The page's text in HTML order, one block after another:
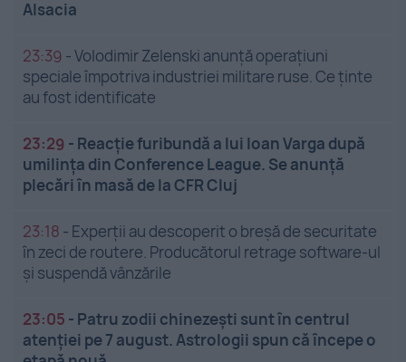
Alsacia
23:39 -Volodimir Zelenski anunță operațiuni
speciale împotriva industriei militare ruse. Ce ținte
au fost identificate
23:29 - Reacție furibundă a lui Ioan Varga după
umilința din Conference League. Se anunță
plecări în masă de la CFR Cluj
23:18 - Experții au descoperit o breșă de securitate
în zeci de routere. Producătorul retrage software-ul
și suspendă vânzările
23:05 - Patru zodii chinezești sunt în centrul
atenției pe 7 august. Astrologii spun că începe o